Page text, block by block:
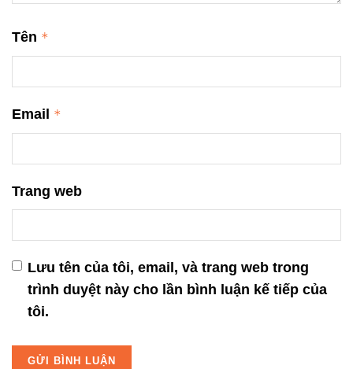
Tên *
Email *
Trang web
Lưu tên của tôi, email, và trang web trong
trình duyệt này cho lần bình luận kế tiếp của
tôi.